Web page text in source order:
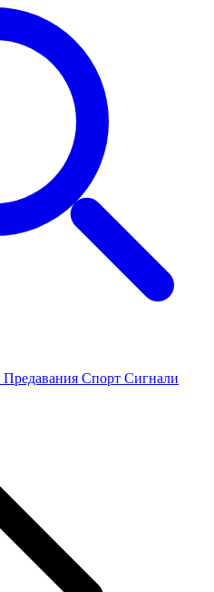
Предавания Спорт Сигнали